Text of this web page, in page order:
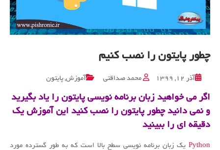
چطور پایتون را نصب کنیم
آذر ۱۲, ۱۳۹۹ محمد صداقتی آموزش, پایتون
اگر می خواهید زبان برنامه نویسی پایتون را یاد بگیرید
و نمی دانید چطور پایتون را نصب کنید این آموزش یک
دقیقه ای را ببینید
Python یک زبان برنامه نویسی سطح بالا است که به طور گسترده مورد